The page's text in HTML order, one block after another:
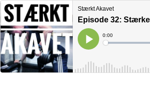
Stærkt Akavet
Episode 32:
Play
Current
Time
0:00
Loaded: